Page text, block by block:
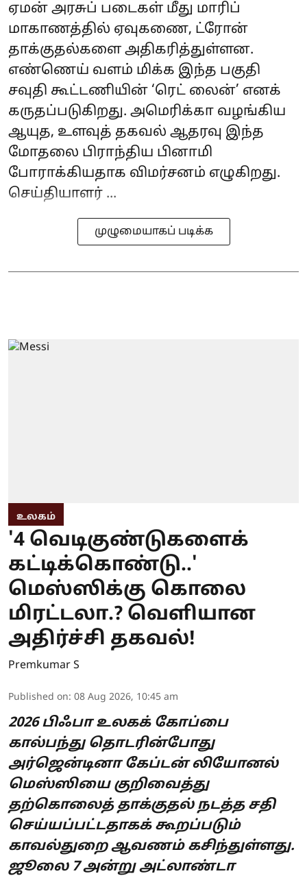
ஏமன் அரசுப் படைகள் மீது மாரிப்
மாகாணத்தில் ஏவுகணை, ட்ரோன்
தாக்குதல்களை அதிகரித்துள்ளன.
எண்ணெய் வளம் மிக்க இந்த பகுதி
சவுதி கூட்டணியின் ‘ரெட் லைன்’ எனக்
கருதப்படுகிறது. அமெரிக்கா வழங்கிய
ஆயுத, உளவுத் தகவல் ஆதரவு இந்த
மோதலை பிராந்திய பினாமி
போராக்கியதாக விமர்சனம் எழுகிறது.
செய்தியாளர் ...
முழுமையாகப் படிக்க
உலகம்
'4 வெடிகுண்டுகளைக்
கட்டிக்கொண்டு..'
மெஸ்ஸிக்கு கொலை
மிரட்டலா.? வெளியான
அதிர்ச்சி தகவல்!
Premkumar S
Published on: 08 Aug 2026, 10:45 am
2026 பிஃபா உலகக் கோப்பை
கால்பந்து தொடரின்போது
அர்ஜென்டினா கேப்டன் லியோனல்
மெஸ்ஸியை குறிவைத்து
தற்கொலைத் தாக்குதல் நடத்த சதி
செய்யப்பட்டதாகக் கூறப்படும்
காவல்துறை ஆவணம் கசிந்துள்ளது.
ஜூலை 7 அன்று அட்லாண்டா